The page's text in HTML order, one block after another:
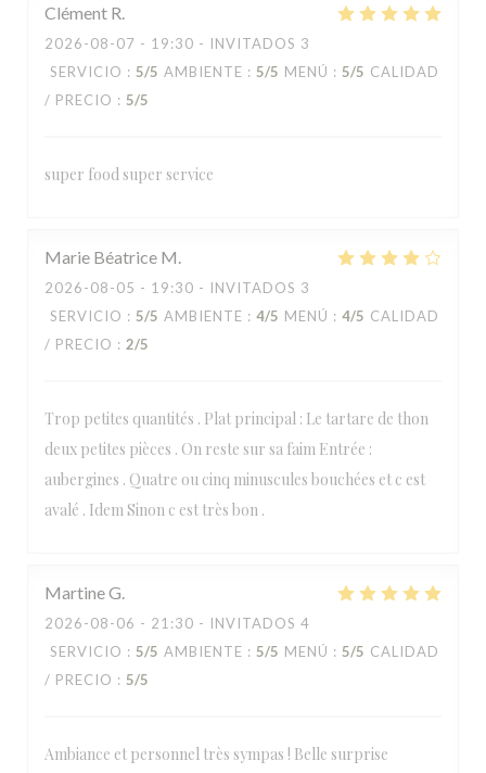
Clément R
2026-08-07 - 19:30 - INVITADOS 3
SERVICIO : 5/5 AMBIENTE : 5/5 MENÚ : 5/5 CALIDAD
/ PRECIO : 5/5
super food super service
Marie Béatrice M
2026-08-05 - 19:30 - INVITADOS 3
SERVICIO : 5/5 AMBIENTE : 4/5 MENÚ : 4/5 CALIDAD
/ PRECIO : 2/5
Trop petites quantités . Plat principal : Le tartare de thon
deux petites pièces . On reste sur sa faim Entrée :
aubergines . Quatre ou cinq minuscules bouchées et c est
avalé . Idem Sinon c est très bon .
MartineG
2026-08-06 - 21:30 - INVITADOS 4
SERVICIO : 5/5 AMBIENTE : 5/5 MENÚ : 5/5 CALIDAD
/ PRECIO : 5/5
Ambiance et personnel très sympas ! Belle surprise